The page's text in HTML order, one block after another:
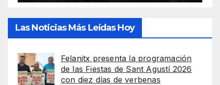
Las Noticias Más Leídas Hoy
Felanitx presenta la programación
de las Fiestas de Sant Agustí 2026
con diez días de verbenas